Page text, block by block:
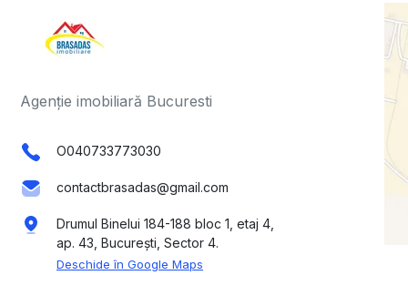
Agenție imobiliară Bucuresti
O040733773030
contactbrasadas@gmail.com
Drumul Binelui 184-188 bloc 1, etaj 4,
ap. 43, București, Sector 4.
Deschide în Google Maps